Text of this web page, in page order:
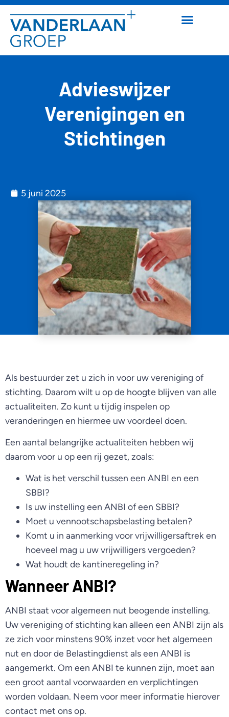
Advieswijzer
Verenigingen en
Stichtingen
5 juni 2025
Als bestuurder zet u zich in voor uw vereniging of
stichting. Daarom wilt u op de hoogte blijven van alle
actualiteiten. Zo kunt u tijdig inspelen op
veranderingen en hiermee uw voordeel doen.
Een aantal belangrijke actualiteiten hebben wij
daarom voor u op een rij gezet, zoals:
Wat is het verschil tussen een ANBI en een
SBBI?
Is uw instelling een ANBI of een SBBI?
Moet u vennootschapsbelasting betalen?
Komt u in aanmerking voor vrijwilligersaftrek en
hoeveel mag u uw vrijwilligers vergoeden?
Wat houdt de kantineregeling in?
Wanneer ANBI?
ANBI staat voor algemeen nut beogende instelling.
Uw vereniging of stichting kan alleen een ANBI zijn als
ze zich voor minstens 90% inzet voor het algemeen
nut en door de Belastingdienst als een ANBI is
aangemerkt. Om een ANBI te kunnen zijn, moet aan
een groot aantal voorwaarden en verplichtingen
worden voldaan. Neem voor meer informatie hierover
contact met ons op.